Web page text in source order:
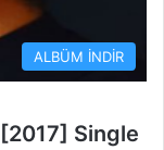
ALBÜM İNDİR
Single